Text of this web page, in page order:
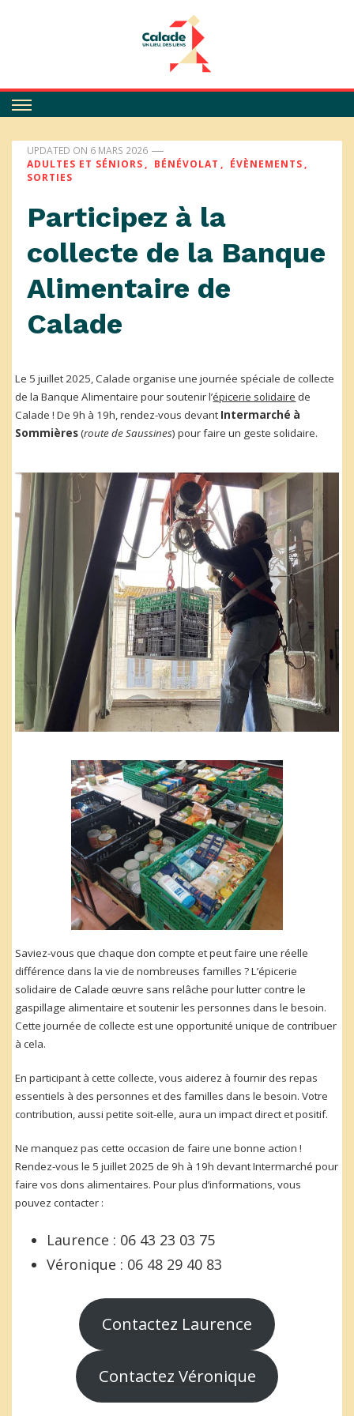
Calade
UPDATED ON 6 MARS 2026
ADULTES ET SÉNIORS
BÉNÉVOLAT
ÉVÈNEMENTS
SORTIES
Participez à la
collecte de la Banque
Alimentaire de
Calade
Le 5 juillet 2025, Calade organise une journée spéciale de collecte
de la Banque Alimentaire pour soutenir l’épicerie solidaire de
Calade ! De 9h à 19h, rendez-vous devant Intermarché à
Sommières(route de Saussines) pour faire un geste solidaire.
Saviez-vous que chaque don compte et peut faire une réelle
différence dans la vie de nombreuses familles ? L’épicerie
solidaire de Calade œuvre sans relâche pour lutter contre le
gaspillage alimentaire et soutenir les personnes dans le besoin.
Cette journée de collecte est une opportunité unique de contribuer
à cela.
En participant à cette collecte, vous aiderez à fournir des repas
essentiels à des personnes et des familles dans le besoin. Votre
contribution, aussi petite soit-elle, aura un impact direct et positif.
Ne manquez pas cette occasion de faire une bonne action !
Rendez-vous le 5 juillet 2025 de 9h à 19h devant Intermarché pour
faire vos dons alimentaires. Pour plus d’informations, vous
pouvez contacter :
Laurence : 06 43 23 03 75
Véronique : 06 48 29 40 83
Contactez Laurence
Contactez Véronique